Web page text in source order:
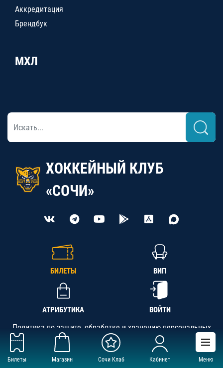
Билеты Магазин Сочи Клаб Кабинет Меню
Аккредитация
Брендбук
МХЛ
ХОККЕЙНЫЙ КЛУБ
«СОЧИ»
БИЛЕТЫ ВИП
АТРИБУТИКА ВОЙТИ
Политика по защите, обработке и хранению персональных
данных
АНО «СК «Кубань-Регион», ОГРН 1142300002349,